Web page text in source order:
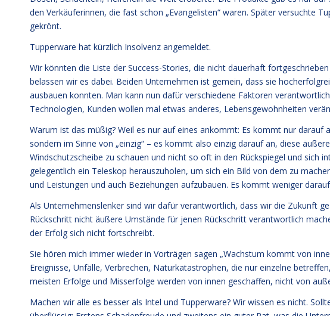
den Verkäuferinnen, die fast schon „Evangelisten“ waren. Später versuchte
gekrönt.
Tupperware hat kürzlich Insolvenz angemeldet.
Wir könnten die Liste der Success-Stories, die nicht dauerhaft
belassen wir es dabei. Beiden Unternehmen ist gemein, dass sie
ausbauen konnten. Man kann nun dafür verschiedene Faktoren
Technologien, Kunden wollen mal etwas anderes, Lebensgewohnheiten
Warum ist das müßig? Weil es nur auf eines ankommt: Es kommt nur darauf
sondern im Sinne von „einzig“ – es kommt also einzig darauf an, diese
Windschutzscheibe zu schauen und nicht so oft in den Rückspiegel und sich
gelegentlich ein Teleskop herauszuholen, um sich ein Bild von dem zu
und Leistungen und auch Beziehungen aufzubauen. Es kommt weniger
Als Unternehmenslenker sind wir dafür verantwortlich, dass wir die Zukunft
Rückschritt nicht äußere Umstände für jenen Rückschritt verantwortlich
der Erfolg sich nicht fortschreibt.
Sie hören mich immer wieder in Vorträgen sagen „Wachstum kommt von
Ereignisse, Unfälle, Verbrechen, Naturkatastrophen, die nur einzelne
meisten Erfolge und Misserfolge werden von innen geschaffen, nicht von
Machen wir alle es besser als Intel und Tupperware? Wir wissen es nicht.